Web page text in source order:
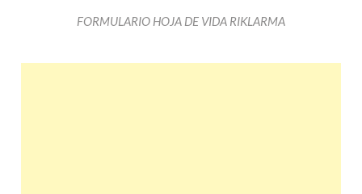
FORMULARIO HOJA DE VIDA RIKLARMA